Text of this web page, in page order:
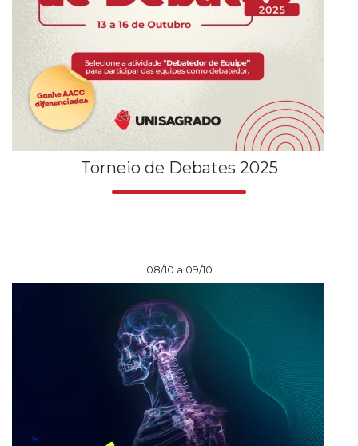
Torneio de Debates 2025
08/10 a 09/10